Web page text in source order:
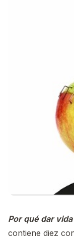
Por qué dar
contiene diez